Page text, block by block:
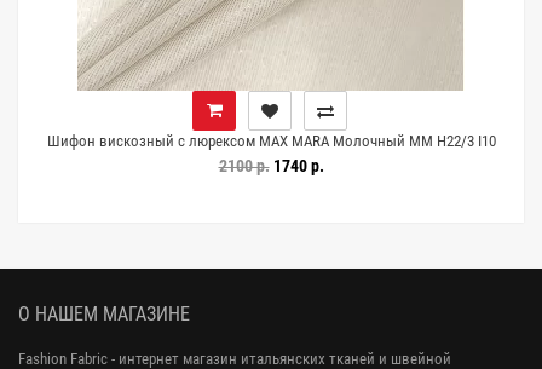
Шифон вискозный с люрексом MAX MARA Молочный MM H22/3 I10
10062602
2100 р.1740 р.
О НАШЕМ МАГАЗИНЕ
Fashion Fabric - интернет магазин итальянских тканей и швейной